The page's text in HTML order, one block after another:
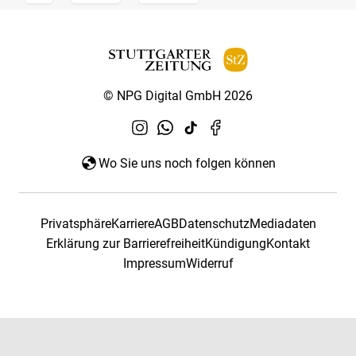
© NPG Digital GmbH 2026
Wo Sie uns noch folgen können
PrivatsphäreKarriereAGBDatenschutzMediadaten
Erklärung zur BarrierefreiheitKündigungKontakt
ImpressumWiderruf